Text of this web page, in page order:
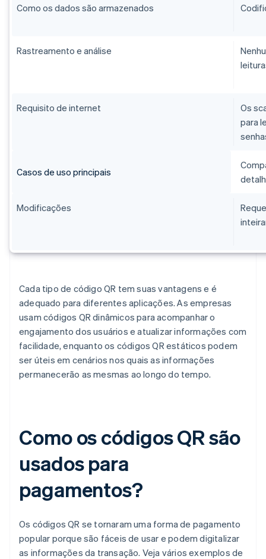
Como os dados são armazenados
Rastreamento e análise
Requisito de internet
Os
para
Casos de uso principais
Modificações
Cada tipo de código QR tem suas vantagens e é
adequado para diferentes aplicações. As empresas
usam códigos QR dinâmicos para acompanhar o
engajamento dos usuários e atualizar informações com
facilidade, enquanto os códigos QR estáticos podem
ser úteis em cenários nos quais as informações
permanecerão as mesmas ao longo do tempo.
Como os códigos QR são
usados para
pagamentos?
Os códigos QR se tornaram uma forma de pagamento
popular porque são fáceis de usar e podem digitalizar
as informações da transação. Veja vários exemplos de